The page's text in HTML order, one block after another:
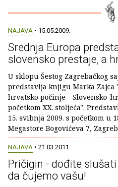
NAJAVA • 15.05.2009.
Srednja Europa
slovensko prestaje, a
U sklopu Šestog Zagrebačkog
predstavlja knjigu Marka Zajca
hrvatsko počinje - Slovensko-
početkom XX. stoljeća".
15. svibnja 2009. s početkom u
Megastore Bogovićeva 7,
NAJAVA • 21.03.2011.
Pričigin - dođite
da čujemo vašu!